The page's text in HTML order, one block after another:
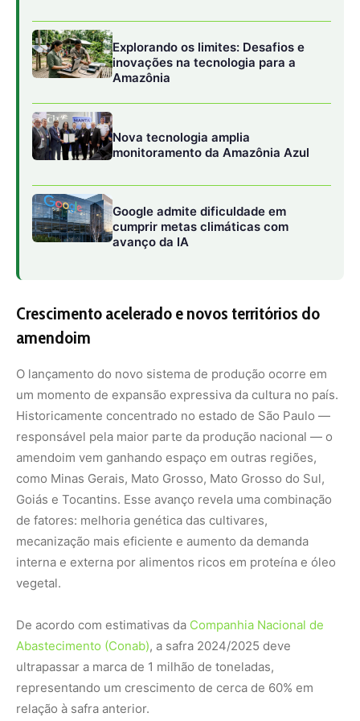
Crescimento acelerado e novos territórios do
amendoim
O lançamento do novo sistema de produção ocorre em
um momento de expansão expressiva da cultura no país.
Historicamente concentrado no estado de São Paulo —
amendoim vem ganhando espaço em outras regiões,
como Minas Gerais, Mato Grosso, Mato Grosso do Sul,
Goiás e Tocantins. Esse avanço revela uma combinação
mecanização mais eficiente e aumento da demanda
vegetal.
Abastecimento (Conab), a safra 2024/2025 deve
ultrapassar a marca de 1 milhão de toneladas,
representando um crescimento de cerca de 60% em
relação à safra anterior.